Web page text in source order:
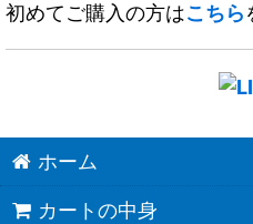
初めてご購入の方はこちら
ホーム
カートの中身